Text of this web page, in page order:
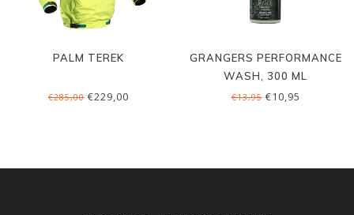
PALM TEREK
€285,00 €229,00
GRANGERS PERFORMANCE
WASH, 300 ML
€13,95€10,95